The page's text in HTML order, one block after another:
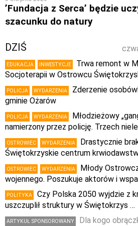
’Fundacja z Serca’ będzie
szacunku do natury
DZIŚ
EDUKACJA INWESTYCJE
Trwa remont w
Socjoterapii w Ostrowcu
POLICJA WYDARZENIA
Zderzenie
gminie Ożarów
POLICJA WYDARZENIA
Młodzieżowy
namierzony przez policję. Trzech
OSTROWIEC WYDARZENIA
Drastycznie
Świętokrzyskie centrum
OSTROWIEC WYDARZENIA
Młody
wojennego. Poszukuje aktorów i
POLITYKA
Czy Polska 2050 wyjdzie z
uszczuplił struktury w Świętokrzys …
ARTYKUŁ SPONSOROWANY
Dla kogo